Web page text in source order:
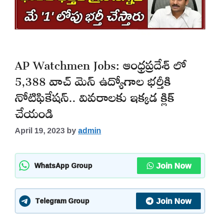
AP Watchmen Jobs: ఆంధ్రప్రదేశ్ లో
5,388 వాచ్ మెన్ ఉద్యోగాల భర్తీకి
నోటిఫికేషన్.. వివరాలకు ఇక్కడ క్లిక్
చేయండి
April 19, 2023byadmin
WhatsApp Group Join Now
Telegram Group Join Now